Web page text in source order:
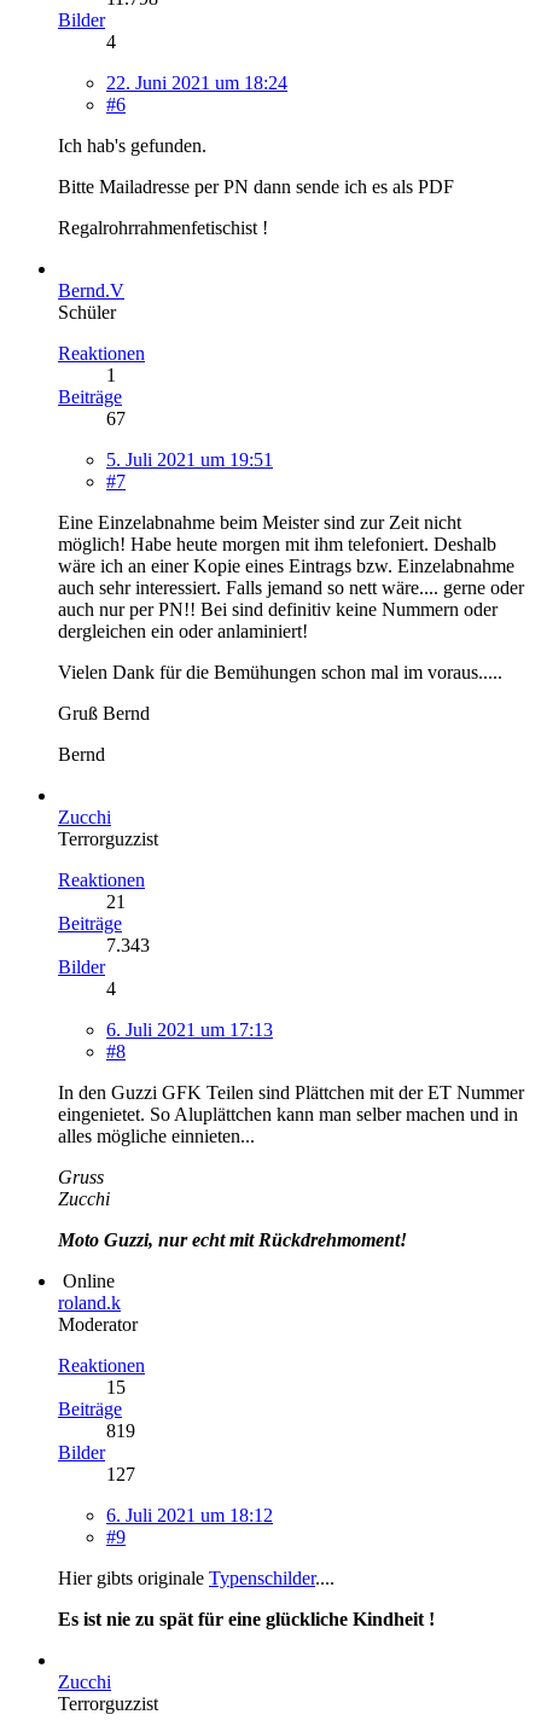
Bilder
4
22. Juni 2021 um 18:24
#6
Ich hab's gefunden.
Bitte Mailadresse per PN dann sende ich es als PDF
Regalrohrrahmenfetischist !
Bernd.V
Schüler
Reaktionen
1
Beiträge
67
5. Juli 2021 um 19:51
#7
Eine Einzelabnahme beim Meister sind zur Zeit nicht
möglich! Habe heute morgen mit ihm telefoniert. Deshalb
wäre ich an einer Kopie eines Eintrags bzw. Einzelabnahme
auch sehr interessiert. Falls jemand so nett wäre.... gerne oder
auch nur per PN!! Bei sind definitiv keine Nummern oder
dergleichen ein oder anlaminiert!
Vielen Dank für die Bemühungen schon mal im voraus.....
Gruß Bernd
Bernd
Zucchi
Terrorguzzist
Reaktionen
21
Beiträge
7.343
Bilder
4
6. Juli 2021 um 17:13
#8
In den Guzzi GFK Teilen sind Plättchen mit der ET Nummer
eingenietet. So Aluplättchen kann man selber machen und in
alles mögliche einnieten...
Gruss
Zucchi
Moto Guzzi, nur echt mit Rückdrehmoment!
Online
roland.k
Moderator
Reaktionen
15
Beiträge
819
Bilder
127
6. Juli 2021 um 18:12
#9
Hier gibts originale Typenschilder....
Es ist nie zu spät für eine glückliche Kindheit !
Zucchi
Terrorguzzist